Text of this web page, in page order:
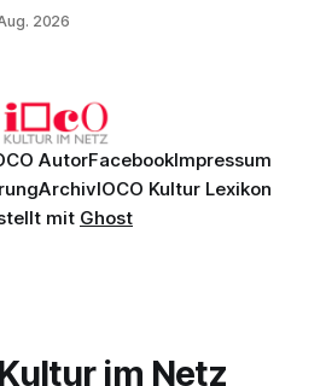
im Kurhaus Wiesbaden, an dem
2026
AutorFacebookImpressum
ArchivIOCO Kultur Lexikon
mit Ghost
im Netz